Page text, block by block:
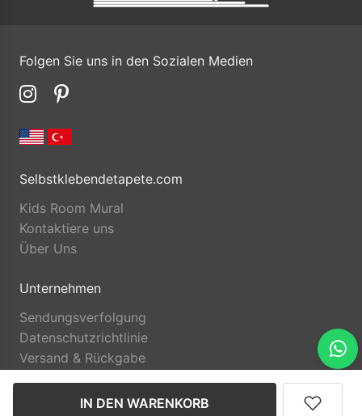
IN DEN WARENKORB
Folgen Sie uns in den Sozialen Medien
Selbstklebendetapete.com
Kids Room Mural
Kontaktiere uns
Über Uns
Unternehmen
Sendungsverfolgung
Datenschutzrichtlinie
Versand & Rückgabe